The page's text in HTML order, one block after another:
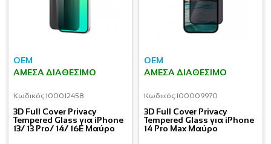
OEM
ΆΜΕΣΑ ΔΙΑΘΈΣΙΜΟ
Κωδικός:I00012458
3D Full Cover Privacy
Tempered Glass για iPhone
13/ 13 Pro/ 14/ 16E Μαύρο
OEM
ΆΜΕΣΑ ΔΙΑΘΈΣΙΜΟ
Κωδικός:I00009970
3D Full Cover Privacy
Tempered Glass για iPhone
14 Pro Max Μαύρο